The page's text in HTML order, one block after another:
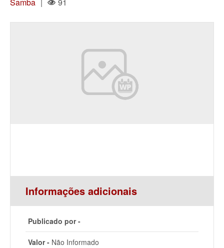
Informações adicionais
Publicado por -
Valor - Não Informado